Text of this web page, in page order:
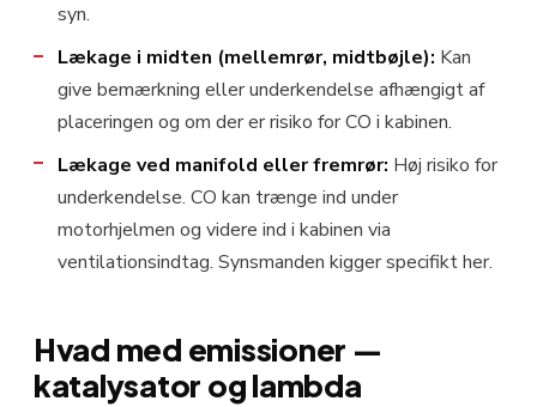
syn.
Lækage i midten (mellemrør, midtbøjle): Kan
give bemærkning eller underkendelse afhængigt af
placeringen og om der er risiko for CO i kabinen.
Lækage ved manifold eller fremrør: Høj risiko for
underkendelse. CO kan trænge ind under
motorhjelmen og videre ind i kabinen via
ventilationsindtag. Synsmanden kigger specifikt her.
Hvad med emissioner —
katalysator og lambda